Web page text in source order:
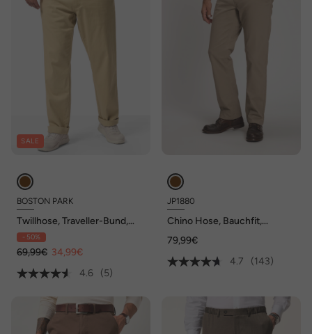
SALE
BOSTON PARK
Twillhose, Traveller-Bund,
FlatFront, Regular Fit, bis 72
- 50%
69,99€ 34,99€
4.6
(5)
JP1880
Chino Hose, Bauchfit,
79,99€
4.7
(143)